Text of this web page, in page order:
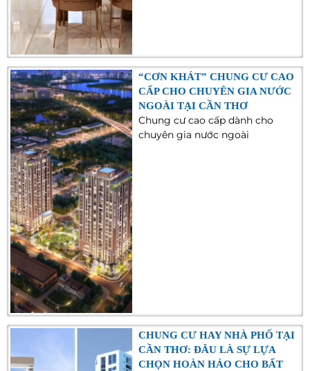
“CƠN KHÁT” CHUNG CƯ CAO
CẤP CHO CHUYÊN GIA NƯỚC
NGOÀI TẠI CẦN THƠ
Chung cư cao cấp dành cho
chuyên gia nước ngoài
CHUNG CƯ HAY NHÀ PHỐ TẠI
CẦN THƠ: ĐÂU LÀ SỰ LỰA
CHỌN HOÀN HẢO CHO BẤT